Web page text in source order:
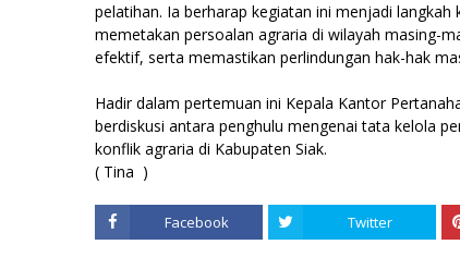
pelatihan. Ia berharap kegiatan ini menjadi
memetakan persoalan agraria di wilayah masing-
efektif, serta memastikan perlindungan hak-hak
Hadir dalam pertemuan ini Kepala Kantor
berdiskusi antara penghulu mengenai tata kelola
konflik agraria di Kabupaten Siak.
( Tina )
Facebook Twitter